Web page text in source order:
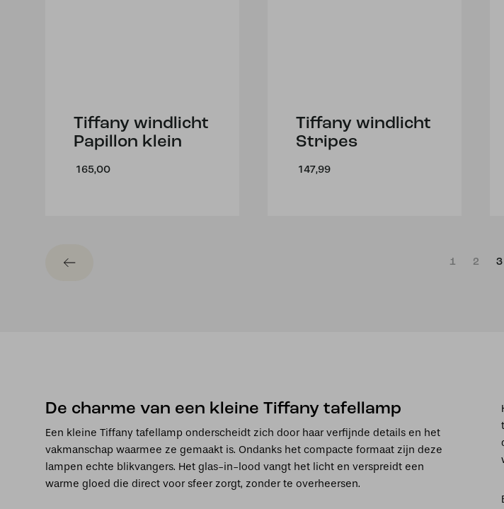
Tiffany windlicht
Papillon klein
165,00
Tiffany windlicht
Stripes
147,99
1 2 3
De charme van een kleine Tiffany tafellamp
Een kleine Tiffany tafellamp onderscheidt zich door haar verfijnde details en het
vakmanschap waarmee ze gemaakt is. Ondanks het compacte formaat zijn deze
lampen echte blikvangers. Het glas-in-lood vangt het licht en verspreidt een
warme gloed die direct voor sfeer zorgt, zonder te overheersen.